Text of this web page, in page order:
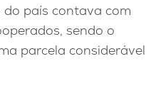
país contava com
sendo o
parcela considerável